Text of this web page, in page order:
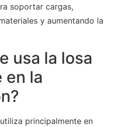
soportar cargas,
y aumentando la
usa la losa
en la
principalmente en